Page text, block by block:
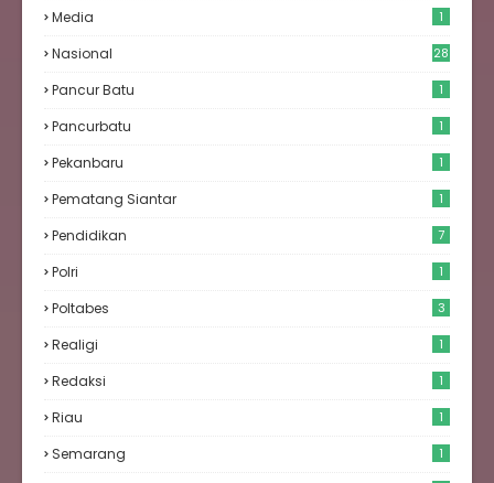
Media 1
Nasional 28
Pancur Batu 1
Pancurbatu 1
Pekanbaru 1
Pematang Siantar 1
Pendidikan 7
Polri 1
Poltabes 3
Realigi 1
Redaksi 1
Riau 1
Semarang 1